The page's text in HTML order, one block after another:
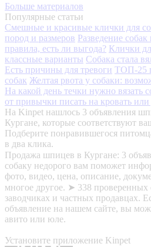
Больше материалов
Популярные статьи
Смешные и красивые клички для
пород и размеров Разведение
правила, есть ли выгода? Клички
классные варианты Собака стала
Есть причины для тревоги ТОП-25
собак Желтая рвота у собаки:
На какой день течки нужно вязать
от привычки писать на кровать
На Kinpet нашлось 3 объявления
Кургане, которые соответствуют
Подберите понравившегося
в два клика.
Продажа шпицев в Кургане: 3
собаку недорого вам поможет
фото, видео, цена, описание,
многое другое. ➤ 338
заводчиках и частных продавцах.
объявление на нашем сайте, вы
авито или юле.
Установите приложение Kinpet